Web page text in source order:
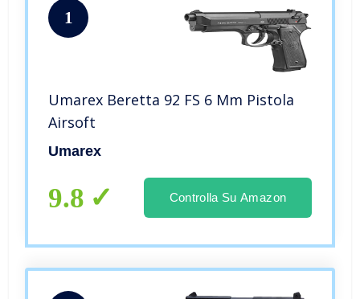
1
Umarex Beretta 92 FS 6 Mm Pistola
Airsoft
Umarex
9.8 Controlla Su Amazon